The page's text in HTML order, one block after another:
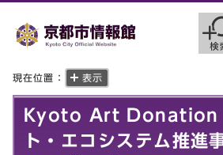
現在位置： 表示
Kyoto Art Donation
ト・エコシステム推進